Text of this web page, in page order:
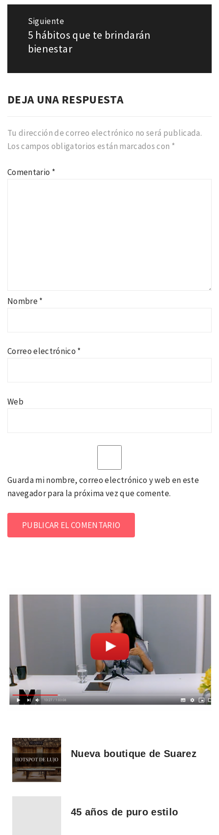
Siguiente
Entrada
siguiente:
5 hábitos que te brindarán
bienestar
DEJA UNA RESPUESTA
Tu dirección de correo electrónico no será publicada.
Los campos obligatorios están marcados con *
Comentario *
Nombre*
Correo electrónico *
Web
Guarda mi nombre, correo electrónico y web en este
navegador para la próxima vez que comente.
Nueva boutique de Suarez
45 años de puro estilo